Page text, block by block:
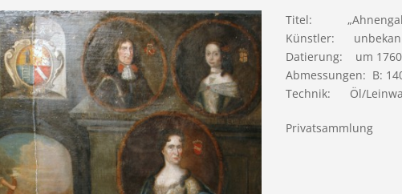
Titel:
Künstler:
Datierung: um 1760
Abmessungen: B:
Technik: Öl/
Privatsammlung